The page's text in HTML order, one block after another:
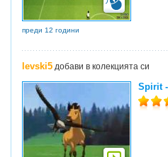
преди 12 години
levski5 добави в колекцията си
Spirit